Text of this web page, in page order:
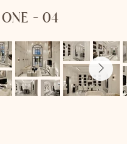
ONE - 04